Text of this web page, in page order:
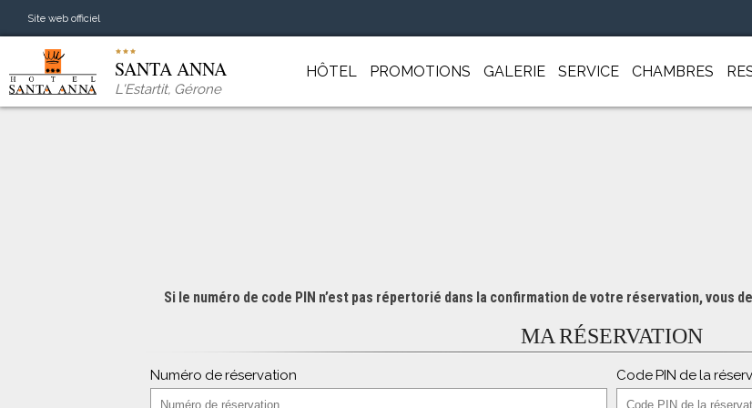
Site web officiel
SANTA ANNA
L'Estartit, Gérone
HÔTEL PROMOTIONS GALERIE SERVICE CHAMBRES
Si le numéro de code PIN n’est pas répertorié dans la confirmation de votre réservation,
MA RÉSERVATION
Numéro de réservation Code PIN de la